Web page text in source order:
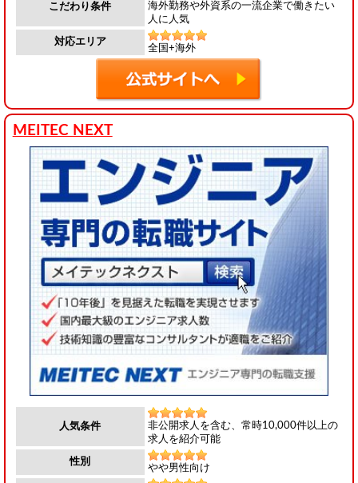
こだわり条件
海外勤務や外資系の一流企業で働きたい
人に人気
対応エリア
全国+海外
MEITEC NEXT
人気条件
非公開求人を含む、常時10,000件以上の
求人を紹介可能
性別
やや男性向け